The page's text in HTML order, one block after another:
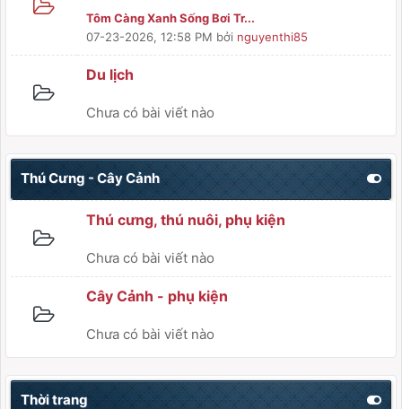
Tôm Càng Xanh Sống Bơi Tr...
07-23-2026, 12:58 PM bởi nguyenthi85
Du lịch
Chưa có bài viết nào
Thú Cưng - Cây Cảnh
Thú cưng, thú nuôi, phụ kiện
Chưa có bài viết nào
Cây Cảnh - phụ kiện
Chưa có bài viết nào
Thời trang